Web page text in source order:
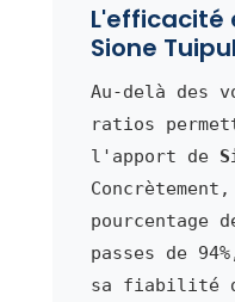
L'efficacité
Sione
Au-delà des
ratios
l'apport de
pourcentage
passes de
sa fiabilité